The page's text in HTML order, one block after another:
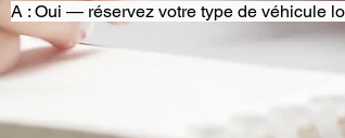
A : Oui — réservez votre type de véhicule